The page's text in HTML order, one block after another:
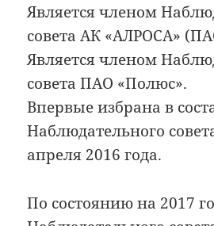
Является членом
совета АК «АЛРОСА»
Является членом
совета ПАО «Полюс».
Впервые избрана в
Наблюдательного
апреля 2016 года.
По состоянию на 2017